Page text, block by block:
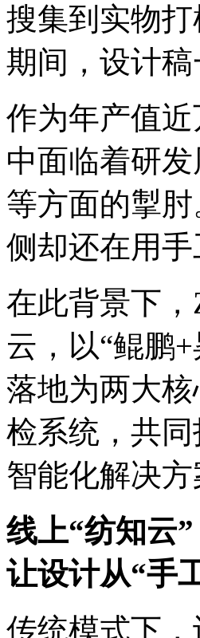
搜集到实物打
期间，设计
作为年产值近
中面临着研发
等方面的掣肘
侧却还在用
在此背景下
云，以“鲲
落地为两大
检系统，
智能化解决方
线上“纺知云”
让设计从“手
传统模式下